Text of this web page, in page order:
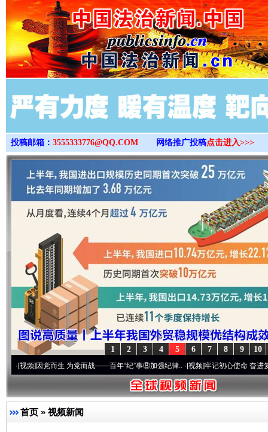
>
投稿邮箱： 3555333776@QQ.COM 网络推广投稿点击进入>>>
10
9
8
7
6
5
4
3
2
1
党而生 为党而战——百年“纪”事⑧加强纪律..·[视频]牢记初心使命 奋进复兴征程丨“
首页 » 视频新闻